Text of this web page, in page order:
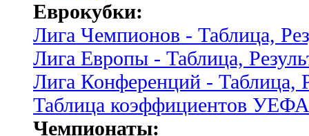
Еврокубки:
Лига Чемпионов - Таблица,
Лига Европы - Таблица,
Лига Конференций - Таблица,
Таблица коэффициентов УЕФА
Чемпионаты: